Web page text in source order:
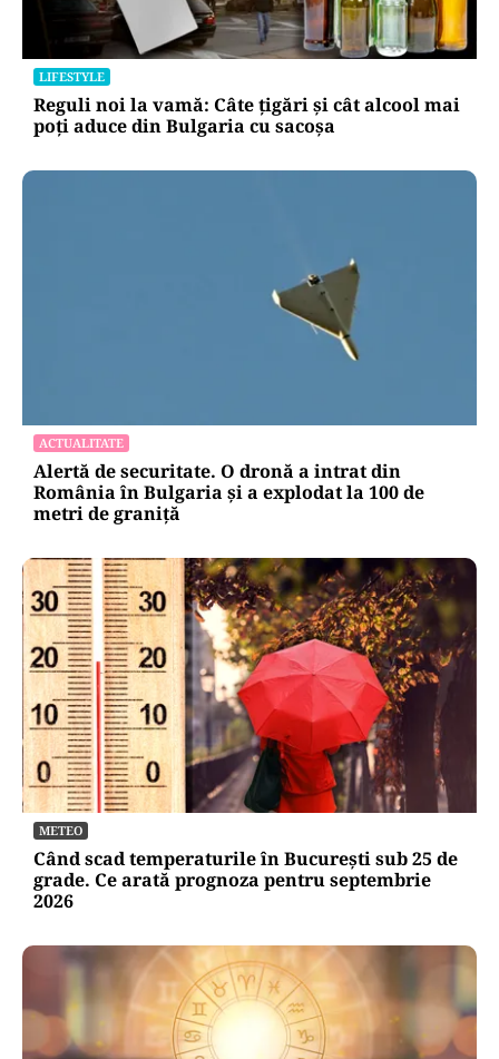
LIFESTYLE
Reguli noi la vamă: Câte țigări și cât alcool mai
poți aduce din Bulgaria cu sacoșa
ACTUALITATE
Alertă de securitate. O dronă a intrat din
România în Bulgaria şi a explodat la 100 de
metri de graniţă
METEO
Când scad temperaturile în București sub 25 de
grade. Ce arată prognoza pentru septembrie
2026